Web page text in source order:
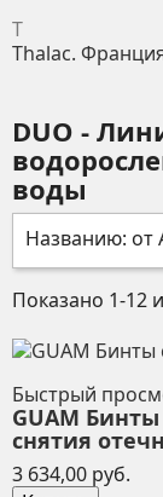
T
Thalac.
DUO -
воды
Названию: от
Показано 1-12
Быстрый
GUAM
снятия
3 634,00 руб.